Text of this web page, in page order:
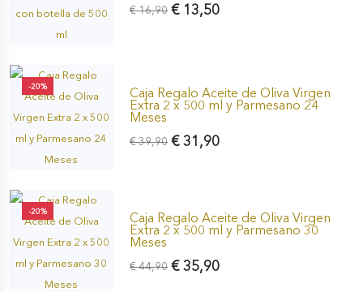
€ 13,50
€ 16,90
-20% Caja Regalo Aceite de Oliva Virgen
Extra 2 x 500 ml y Parmesano 24
Meses
€ 31,90
€ 39,90
-20% Caja Regalo Aceite de Oliva Virgen
Extra 2 x 500 ml y Parmesano 30
Meses
€ 35,90
€ 44,90